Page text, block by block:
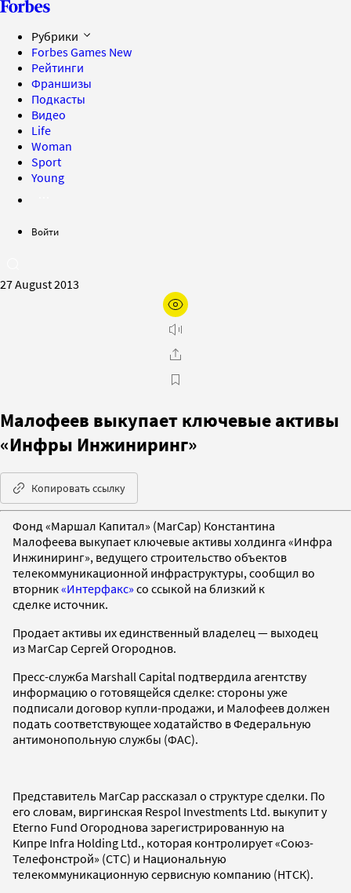
Рубрики
Forbes Games New
Рейтинги
Франшизы
Подкасты
Видео
Life
Woman
Sport
Young
Войти
27 August 2013
Малофеев выкупает ключевые активы
«Инфры Инжиниринг»
Копировать ссылку
Фонд «Маршал Капитал» (MarCap) Константина
Малофеева выкупает ключевые активы холдинга «Инфра
Инжиниринг», ведущего строительство объектов
телекоммуникационной инфраструктуры, сообщил во
вторник«Интерфакс» со ссыкой на близкий к
сделке источник.
Продает активы их единственный владелец — выходец
из MarCap Сергей Огороднов.
Пресс-служба Marshall Capital подтвердила агентству
информацию о готовящейся сделке: стороны уже
подписали договор купли-продажи, и Малофеев должен
подать соответствующее ходатайство в Федеральную
антимонопольную службы (ФАС).
Представитель MarCap рассказал о структуре сделки. По
его словам, виргинская Respol Investments Ltd. выкупит у
Eterno Fund Огороднова зарегистрированную на
Кипре Infra Holding Ltd., которая контролирует «Союз-
Телефонстрой» (СТС) и Национальную
телекоммуникационную сервисную компанию (НТСК).